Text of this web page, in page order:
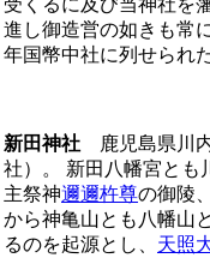
受くるに及び当神社を
進し御造営の如きも常
年国幣中社に列せられ
新田神社 鹿児島県川
社）。 新田八幡宮とも
主祭神邇邇杵尊の御陵
から神亀山とも八幡山
るのを起源とし、 天照